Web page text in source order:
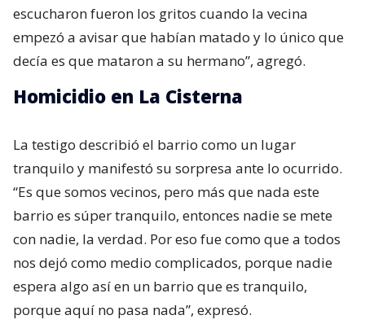
escucharon fueron los gritos cuando la vecina
empezó a avisar que habían matado y lo único que
decía es que mataron a su hermano”, agregó.
Homicidio en La Cisterna
La testigo describió el barrio como un lugar
tranquilo y manifestó su sorpresa ante lo ocurrido.
“Es que somos vecinos, pero más que nada este
barrio es súper tranquilo, entonces nadie se mete
con nadie, la verdad. Por eso fue como que a todos
nos dejó como medio complicados, porque nadie
espera algo así en un barrio que es tranquilo,
porque aquí no pasa nada”, expresó.